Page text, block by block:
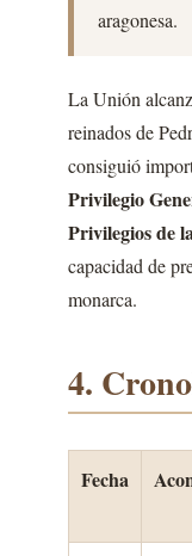
aragonesa.
La Unión
reinados de
consiguió
Privilegio
Privilegios de
capacidad de
monarca.
4.
Fecha